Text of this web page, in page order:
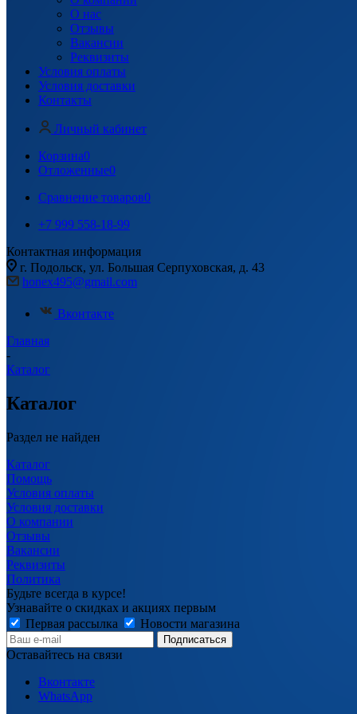
О нас
Отзывы
Вакансии
Реквизиты
Условия оплаты
Условия доставки
Контакты
Личный кабинет
Корзина0
Отложенные0
Сравнение товаров0
+7 999 558-18-99
Контактная информация
г. Подольск, ул. Большая Серпуховская, д. 43
honex495@gmail.com
Вконтакте
Главная
-
Каталог
Каталог
Раздел не найден
Каталог
Помощь
Условия оплаты
Условия доставки
О компании
Отзывы
Вакансии
Реквизиты
Политика
Будьте всегда в курсе!
Узнавайте о скидках и акциях первым
Первая рассылка
Новости магазина
Оставайтесь на связи
Вконтакте
WhatsApp